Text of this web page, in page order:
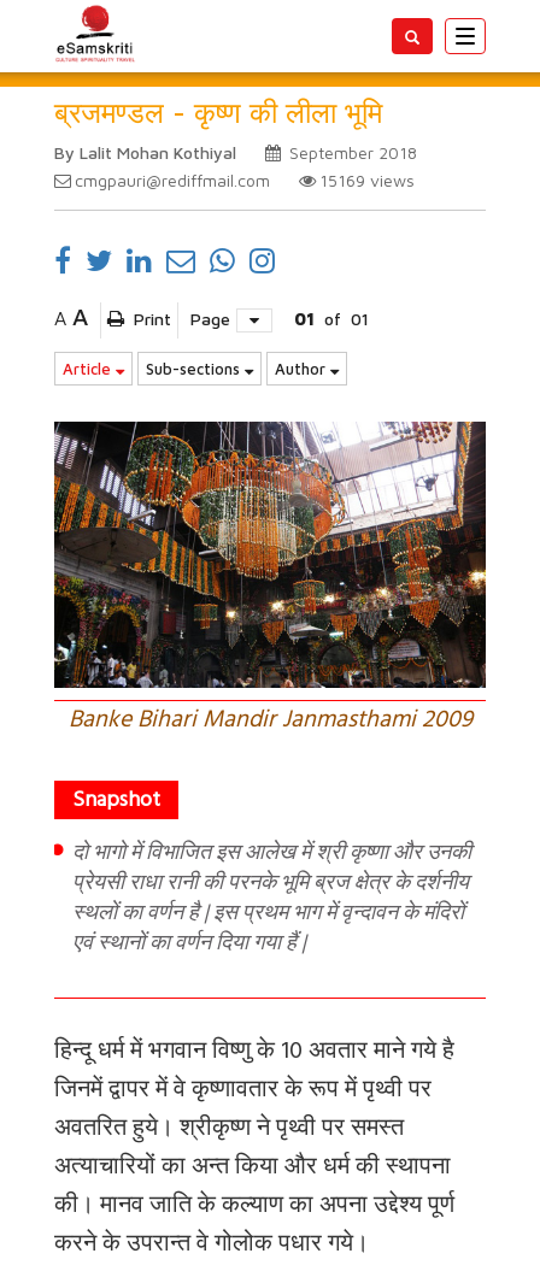
Toggle
ब्रजमण्डल - कृष्ण की लीला भूमि
By Lalit Mohan Kothiyal
September 2018
cmgpauri@rediffmail.com
15169 views
A A Print Page 01 of 01
Article Sub-sections Author
Banke Bihari Mandir Janmasthami 2009
दो भागो में विभाजित इस आलेख में श्री कृष्णा और उनकी
प्रेयसी राधा रानी की परनके भूमि ब्रज क्षेत्र के दर्शनीय
स्थलों का वर्णन है | इस प्रथम भाग में वृन्दावन के मंदिरों
एवं स्थानों का वर्णन दिया गया हैं |
हिन्दूधर्ममेंभगवानविष्णुके10अवतारमानेगयेहै
जिनमेंद्वापरमेंवेकृष्णावतारकेरूपमेंपृथ्वीपर
अवतरितहुये। श्रीकृष्णनेपृथ्वीपरसमस्त
अत्याचारियोंकाअन्तकियाऔरधर्मकीस्थापना
की। मानवजातिकेकल्याणकाअपनाउद्देश्यपूर्ण
करनेकेउपरान्तवेगोलोकपधारगये।